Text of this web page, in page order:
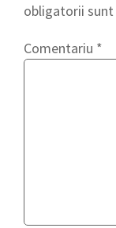
obligatorii
Comentariu *